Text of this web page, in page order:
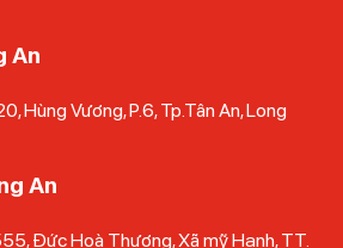
An
Hùng Vương, P.6, Tp.Tân An, Long
An
Đức Hoà Thượng, Xã mỹ Hạnh, TT.